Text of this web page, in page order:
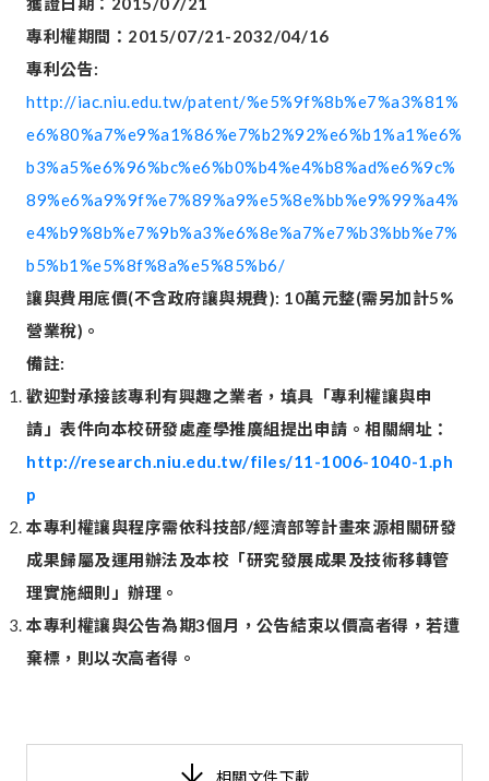
專利權期間：2015/07/21-2032/04/16
專利公告:
http://iac.niu.edu.tw/patent/%e5%9f%8b%e7%a3%81%
e6%80%a7%e9%a1%86%e7%b2%92%e6%b1%a1%e6%
b3%a5%e6%96%bc%e6%b0%b4%e4%b8%ad%e6%9c%
89%e6%a9%9f%e7%89%a9%e5%8e%bb%e9%99%a4%
e4%b9%8b%e7%9b%a3%e6%8e%a7%e7%b3%bb%e7%
b5%b1%e5%8f%8a%e5%85%b6/
讓與費用底價(不含政府讓與規費): 10萬元整(需另加計5%
營業稅)。
備註:
歡迎對承接該專利有興趣之業者，填具「專利權讓與申
請」表件向本校研發處產學推廣組提出申請。相關網址：
http://research.niu.edu.tw/files/11-1006-1040-1.ph
p
本專利權讓與程序需依科技部/經濟部等計畫來源相關研發
成果歸屬及運用辦法及本校「研究發展成果及技術移轉管
理實施細則」辦理。
本專利權讓與公告為期3個月，公告結束以價高者得，若遭
棄標，則以次高者得。
相關文件下載